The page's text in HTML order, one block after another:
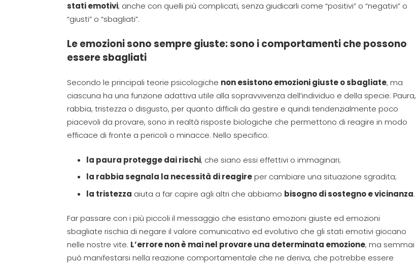
stati emotivi, anche con quelli più complicati, senza giudicarli come “positivi” o “negativi” o
“giusti” o “sbagliati”.
Le emozioni sono sempre giuste: sono i comportamenti che possono
essere sbagliati
Secondo le principali teorie psicologiche non esistono emozioni giuste o sbagliate, ma
ciascuna ha una funzione adattiva utile alla sopravvivenza dell’individuo e della specie. Paura,
rabbia, tristezza o disgusto, per quanto difficili da gestire e quindi tendenzialmente poco
piacevoli da provare, sono in realtà risposte biologiche che permettono di reagire in modo
efficace di fronte a pericoli o minacce. Nello specifico:
la paura protegge dai rischi, che siano essi effettivi o immaginari;
la rabbia segnala la necessità di reagireper cambiare una situazione sgradita;
la tristezza aiuta a far capire agli altri che abbiamo bisogno di sostegno e vicinanza.
Far passare con i più piccoli il messaggio che esistano emozioni giuste ed emozioni
sbagliate rischia di negare il valore comunicativo ed evolutivo che gli stati emotivi giocano
nelle nostre vite. L’errore non è mai nel provare una determinata emozione, ma semmai
può manifestarsi nella reazione comportamentale che ne deriva, che potrebbe essere